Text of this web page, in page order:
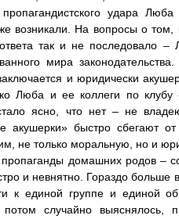
удара
возникали. На вопросы о том,
так и не последовало –
мира
и юридически
Люба и ее коллеги по
ясно, что нет – не
акушерки» быстро сбегают
не только моральную, но и
домашних родов –
и невнятно. Гораздо больше
к единой группе и единой
потом случайно выяснялось,